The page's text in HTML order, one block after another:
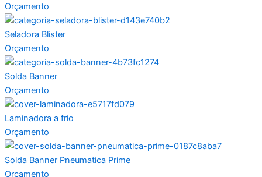
Orçamento
Seladora Blister
Orçamento
Solda Banner
Orçamento
Laminadora a frio
Orçamento
Solda Banner Pneumatica Prime
Orçamento